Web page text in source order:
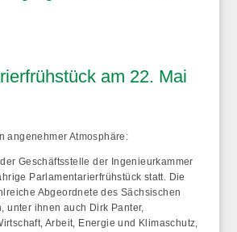
am 22. Mai
angenehmer Atmosphäre:
Geschäftsstelle der Ingenieurkammer
Parlamentarierfrühstück statt. Die
Abgeordnete des Sächsischen
unter ihnen auch Dirk Panter,
Arbeit, Energie und Klimaschutz,